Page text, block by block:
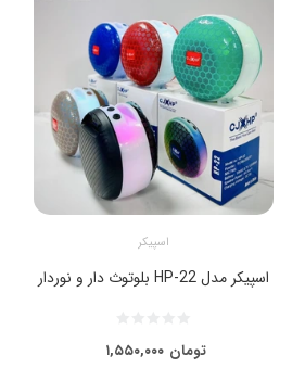
اسپیکر
اسپیکر مدل HP-22 بلوتوث دار و نوردار
۱,۵۵۰,۰۰۰ تومان